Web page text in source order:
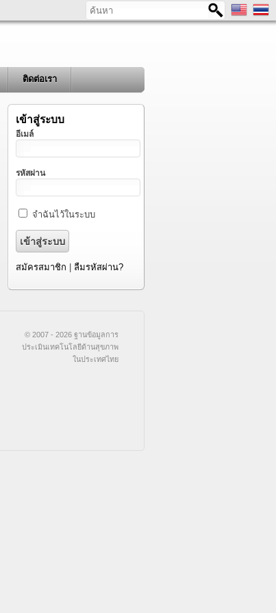
ค้นหา
ติดต่อเรา
เข้าสู่ระบบ
อีเมล์
รหัสผ่าน
จำฉันไว้ในระบบ
สมัครสมาชิก ลืมรหัสผ่าน?
© 2007 - 2026 ฐานข้อมูลการ
ประเมินเทคโนโลยีด้านสุขภาพ
ในประเทศไทย